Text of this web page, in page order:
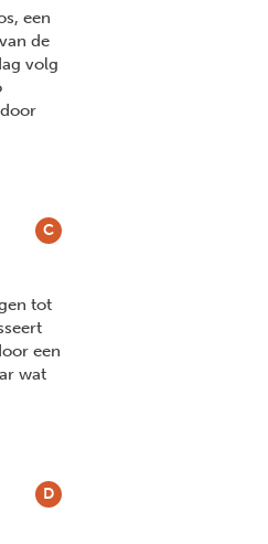
een
de
volg
C
tot
een
wat
D